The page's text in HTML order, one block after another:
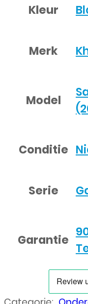
Kleur
Merk
Model
Conditie
Serie
Garantie